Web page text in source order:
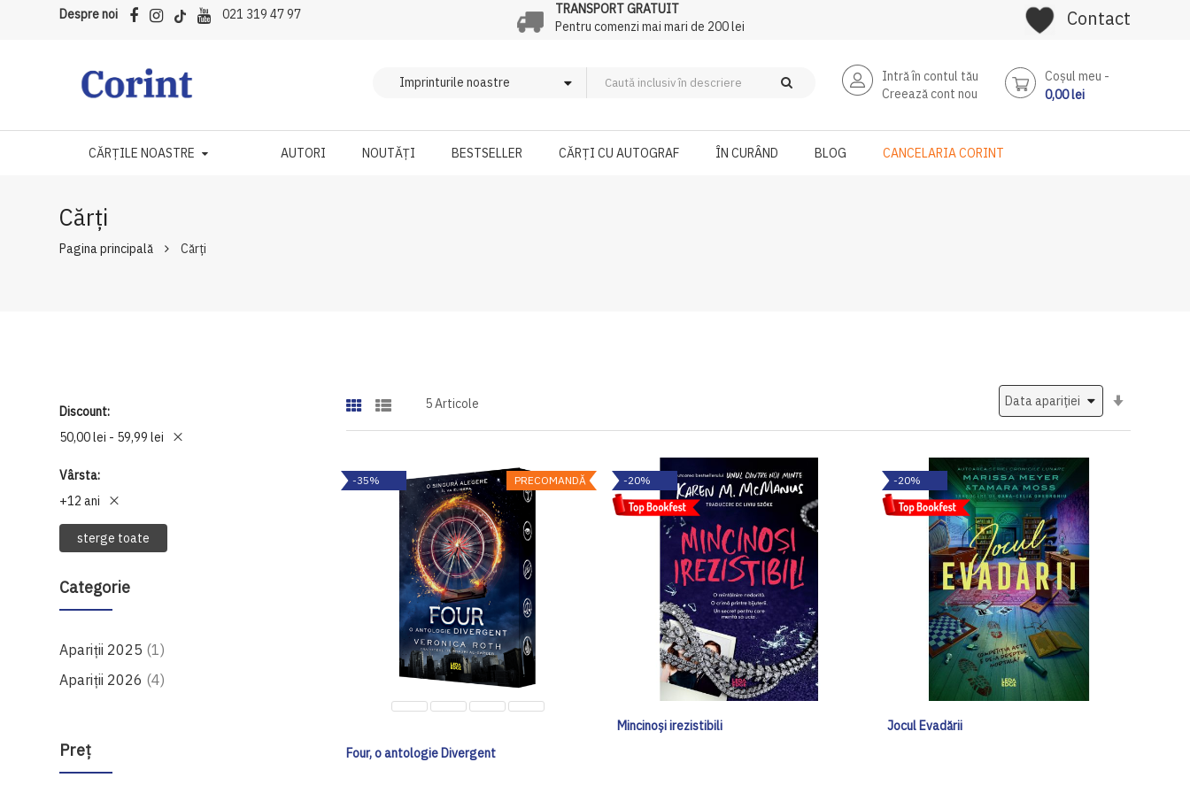
Despre noi 021 319 47 97
TRANSPORT GRATUIT
Pentru comenzi mai mari de 200 lei
Contact
Intră în contul tău
Creează cont nou
Coşul meu
0,00 lei
CĂRȚILE NOASTRE AUTORI NOUTĂȚI BESTSELLER CĂRȚI CU AUTOGRAF ÎN CURÂND BLOG CANCELARIA CORINT
Cărți
Pagina principală Cărți
Discount
50,00 lei - 59,99 lei
Vârsta
+12 ani
sterge toate
Categorie
Apariții 2025 1produs
Apariții 2026
4produse
Preţ
5Articole
PRECOMANDĂ
-35%
Four, o antologie Divergent
-20%
Mincinoși irezistibili
-20%
Jocul Evadării